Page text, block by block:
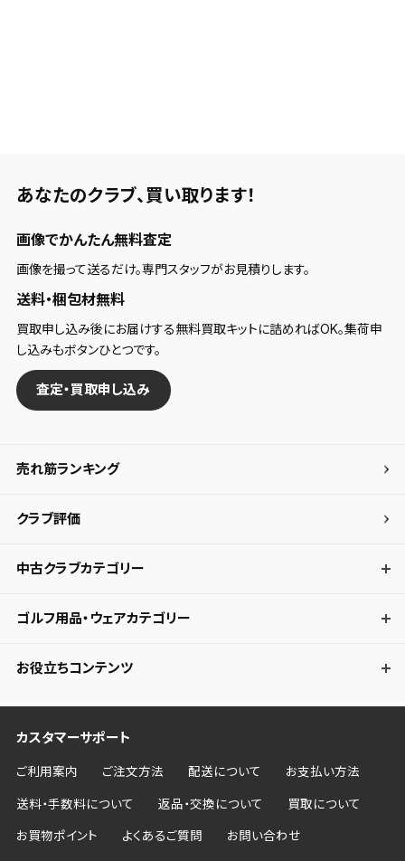
あなたのクラブ、 買い取ります！
画像でかんたん無料査定
画像を撮って送るだけ。専門スタッフがお見積りします。
送料・梱包材無料
買取申し込み後にお届けする無料買取キットに詰めればOK。集荷申
し込みもボタンひとつです。
査定・買取申し込み
売れ筋ランキング
クラブ評価
中古クラブカテゴリー
ゴルフ用品・ウェアカテゴリー
お役立ちコンテンツ
カスタマーサポート
ご利用案内 ご注文方法 配送について お支払い方法
送料・手数料について 返品・交換について 買取について
お買物ポイント よくあるご質問 お問い合わせ